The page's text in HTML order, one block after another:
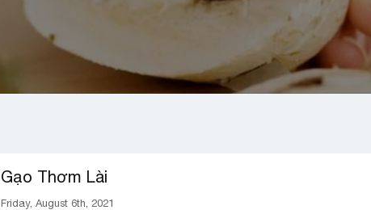
Gạo Thơm Lài
Friday, August 6th, 2021